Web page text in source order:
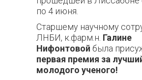
по 4 июня.
Старшему научному
ЛНБИ, к.фарм.н. Галине
Нифонтовой была
первая премия за
молодого ученого!